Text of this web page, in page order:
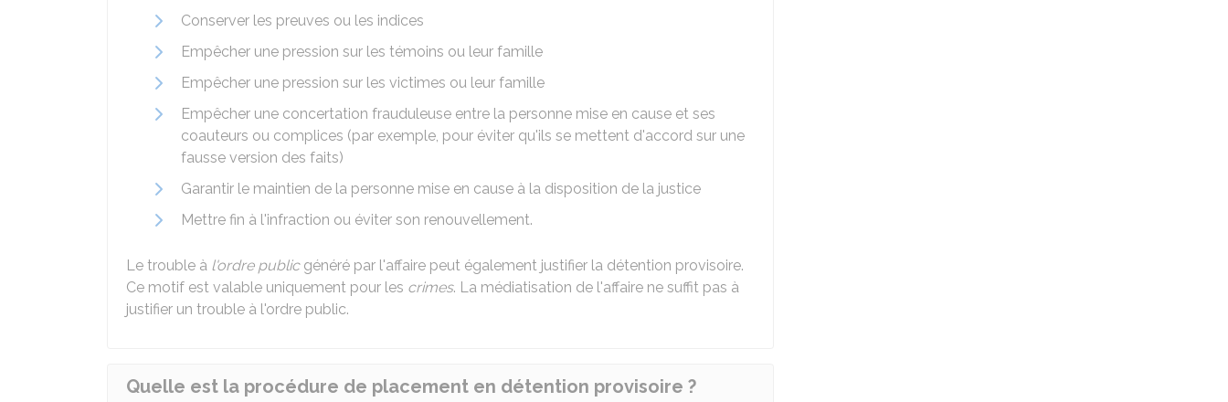
Conserver les preuves ou les indices
Empêcher une pression sur les témoins ou leur famille
Empêcher une pression sur les victimes ou leur famille
Empêcher une concertation frauduleuse entre la personne mise en cause et ses
coauteurs ou complices (par exemple, pour éviter qu'ils se mettent d'accord sur une
fausse version des faits)
Garantir le maintien de la personne mise en cause à la disposition de la justice
Mettre fin à l'infraction ou éviter son renouvellement.
Le trouble à l'ordre publicgénéré par l'affaire peut également justifier la détention provisoire.
Ce motif est valable uniquement pour les crimes. La médiatisation de l'affaire ne suffit pas à
justifier un trouble à l'ordre public.
Quelle est la procédure de placement en détention provisoire ?